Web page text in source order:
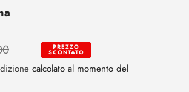
PREZZO
SCONTATO
calcolato al momento del